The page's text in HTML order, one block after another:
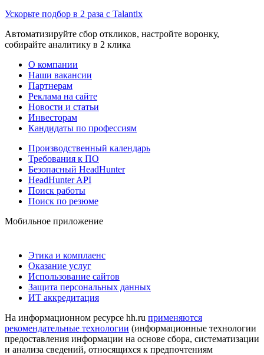
Ускорьте подбор в 2 раза с Talantix
Автоматизируйте сбор откликов, настройте воронку,
собирайте аналитику в 2 клика
О компании
Наши вакансии
Партнерам
Реклама на сайте
Новости и статьи
Инвесторам
Кандидаты по профессиям
Производственный календарь
Требования к ПО
Безопасный HeadHunter
HeadHunter API
Поиск работы
Поиск по резюме
Мобильное приложение
Этика и комплаенс
Оказание услуг
Использование сайтов
Защита персональных данных
ИТ аккредитация
На информационном ресурсе hh.ru применяются
рекомендательные технологии (информационные технологии
предоставления информации на основе сбора, систематизации
и анализа сведений, относящихся к предпочтениям